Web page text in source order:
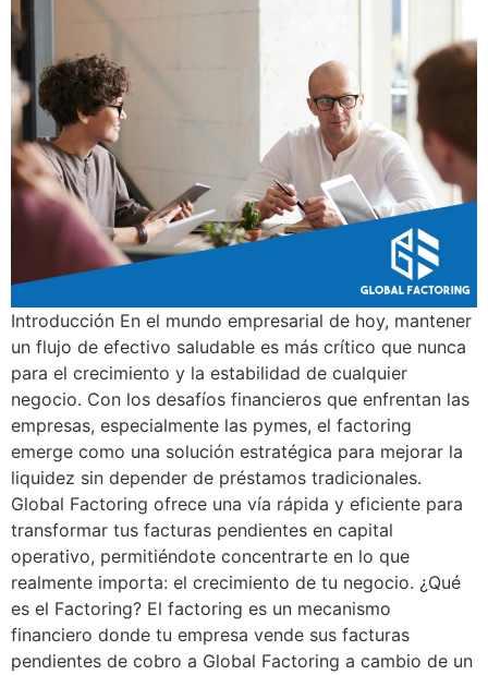
Introducción En el mundo empresarial de hoy, mantener
un flujo de efectivo saludable es más crítico que nunca
para el crecimiento y la estabilidad de cualquier
negocio. Con los desafíos financieros que enfrentan las
empresas, especialmente las pymes, el factoring
emerge como una solución estratégica para mejorar la
liquidez sin depender de préstamos tradicionales.
Global Factoring ofrece una vía rápida y eficiente para
transformar tus facturas pendientes en capital
operativo, permitiéndote concentrarte en lo que
realmente importa: el crecimiento de tu negocio. ¿Qué
es el Factoring? El factoring es un mecanismo
financiero donde tu empresa vende sus facturas
pendientes de cobro a Global Factoring a cambio de un